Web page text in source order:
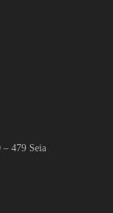
– 479 Seia